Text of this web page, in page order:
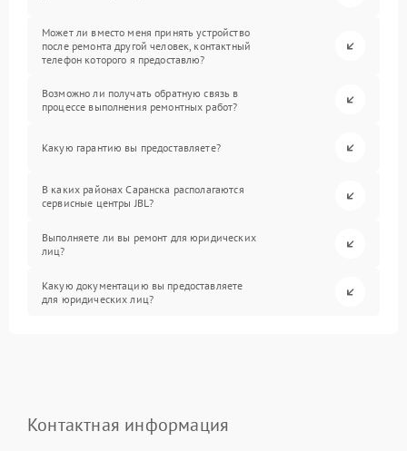
Может ли вместо меня принять устройство
после ремонта другой человек, контактный
телефон которого я предоставлю?
Возможно ли получать обратную связь в
процессе выполнения ремонтных работ?
Какую гарантию вы предоставляете?
В каких районах Саранска располагаются
сервисные центры JBL?
Выполняете ли вы ремонт для юридических
лиц?
Какую документацию вы предоставляете
для юридических лиц?
Контактная информация